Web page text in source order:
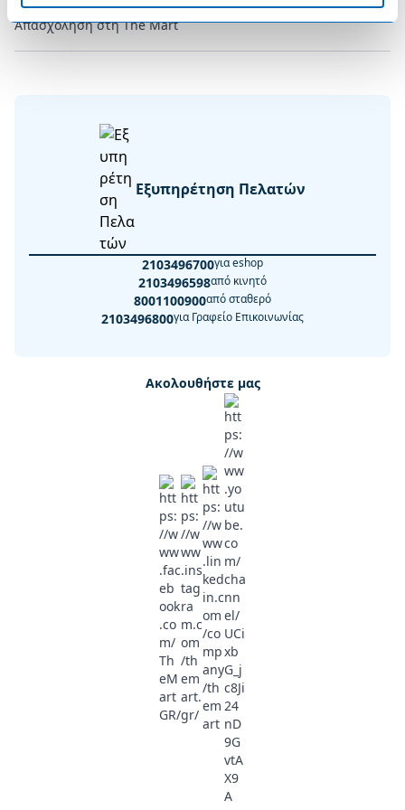
Απασχόληση στη The Mart
Εξυπηρέτηση Πελατών
2103496700για eshop
2103496598από κινητό
8001100900από σταθερό
2103496800για Γραφείο Επικοινωνίας
Ακολουθήστε μας